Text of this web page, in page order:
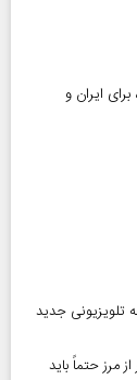
ایران و
را از دست دادیم/ پخش ۲ مجموعه تلویزیونی جدید
قبل از عبور از مرز حتماً باید